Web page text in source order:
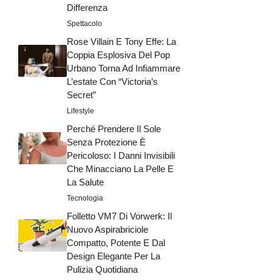
Differenza
Spettacolo
Rose Villain E Tony Effe: La
Coppia Esplosiva Del Pop
Urbano Torna Ad Infiammare
L’estate Con “Victoria’s
Secret”
Lifestyle
Perché Prendere Il Sole
Senza Protezione È
Pericoloso: I Danni Invisibili
Che Minacciano La Pelle E
La Salute
Tecnologia
Folletto VM7 Di Vorwerk: Il
Nuovo Aspirabriciole
Compatto, Potente E Dal
Design Elegante Per La
Pulizia Quotidiana